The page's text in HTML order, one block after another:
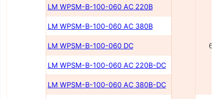
LM WPSM-B-100-060 AC 220В
LM WPSM-B-100-060 AC 380В
LM WPSM-B-100-060 DC
LM WPSM-B-100-060 AC 220В-DC
LM WPSM-B-100-060 AC 380В-DC